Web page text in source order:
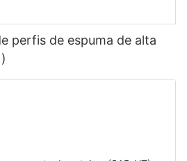
perfis de espuma de alta